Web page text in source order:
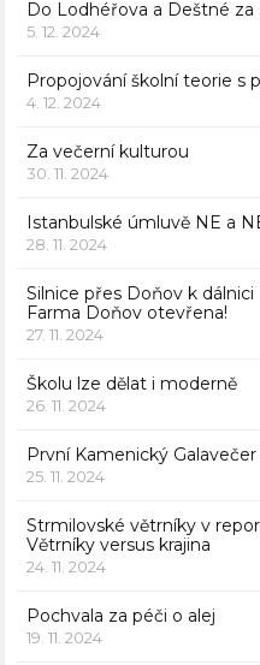
Do Lodhéřova a Deštné
5. 12. 2024
Propojování školní teorie s
4. 12. 2024
Za večerní kulturou
30. 11. 2024
Istanbulské úmluvě NE a
28. 11. 2024
Silnice přes Doňov k
Farma Doňov otevřena!
27. 11. 2024
Školu lze dělat i moderně
26. 11. 2024
První Kamenický Galavečer
25. 11. 2024
Strmilovské větrníky v
Větrníky versus krajina
24. 11. 2024
Pochvala za péči o alej
19. 11. 2024